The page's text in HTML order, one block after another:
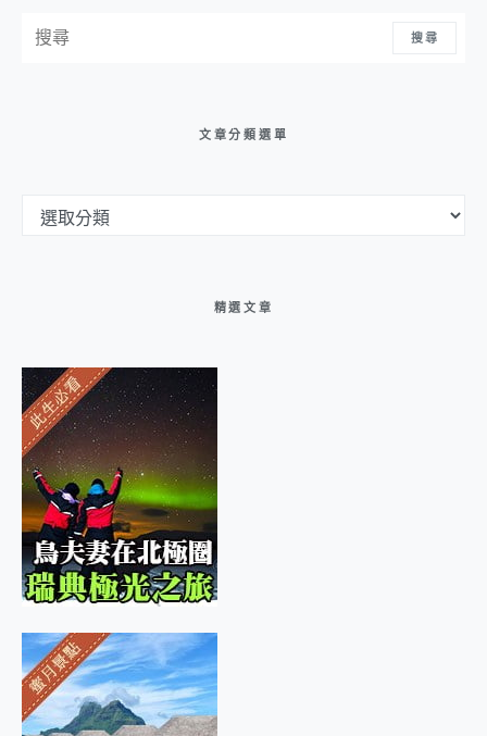
搜尋
文章分類選單
精選文章